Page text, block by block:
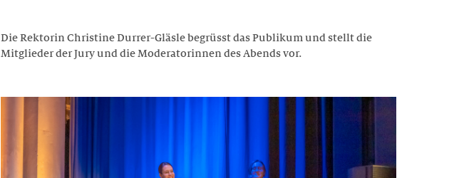
Die Rektorin Christine Durrer-Gläsle begrüsst das Publikum und stellt die
Mitglieder der Jury und die Moderatorinnen des Abends vor.